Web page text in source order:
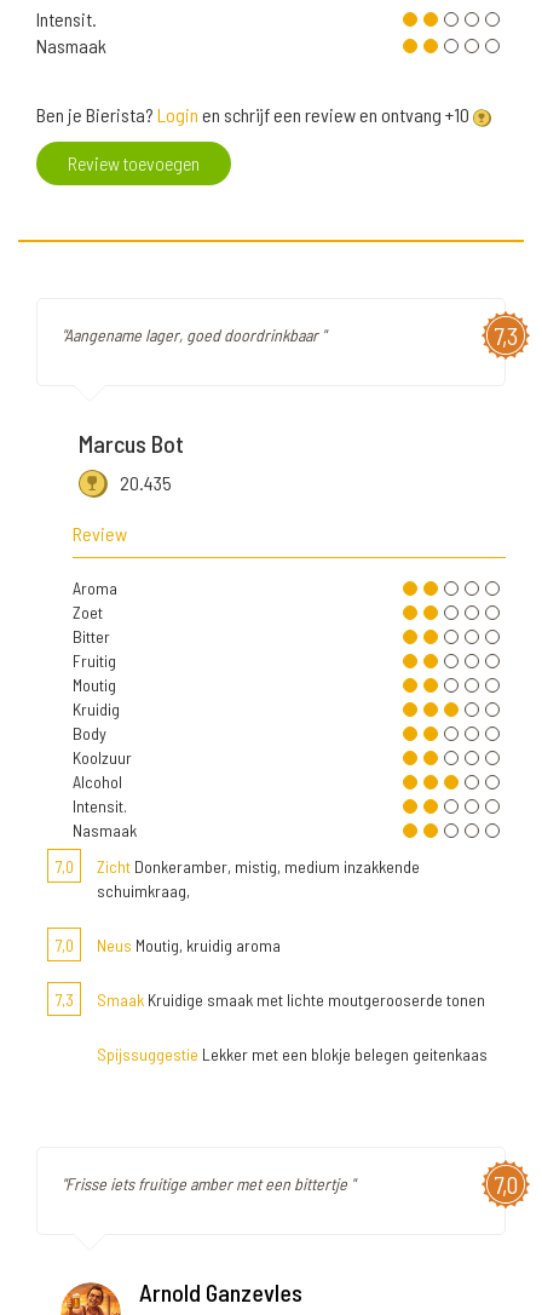
Intensit.
Nasmaak
Ben je Bierista? Login en schrijf een review en ontvang +10
Review toevoegen
7,3
"Aangename lager, goed doordrinkbaar "
Marcus Bot
20.435
Review
Aroma
Zoet
Bitter
Fruitig
Moutig
Kruidig
Body
Koolzuur
Alcohol
Intensit.
Nasmaak
7,0
Zicht Donkeramber, mistig, medium inzakkende
schuimkraag,
7,0 Neus Moutig, kruidig aroma
7,3 Smaak Kruidige smaak met lichte moutgerooserde tonen
Spijssuggestie Lekker met een blokje belegen geitenkaas
7,0
"Frisse iets fruitige amber met een bittertje "
Arnold Ganzevles